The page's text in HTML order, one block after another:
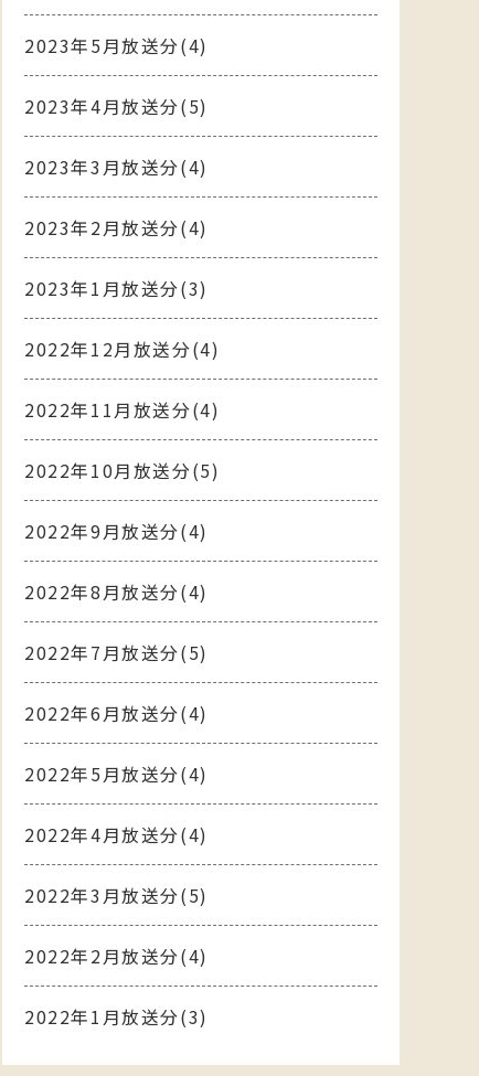
2023年5月放送分(4)
2023年4月放送分(5)
2023年3月放送分(4)
2023年2月放送分(4)
2023年1月放送分(3)
2022年12月放送分(4)
2022年11月放送分(4)
2022年10月放送分(5)
2022年9月放送分(4)
2022年8月放送分(4)
2022年7月放送分(5)
2022年6月放送分(4)
2022年5月放送分(4)
2022年4月放送分(4)
2022年3月放送分(5)
2022年2月放送分(4)
2022年1月放送分(3)